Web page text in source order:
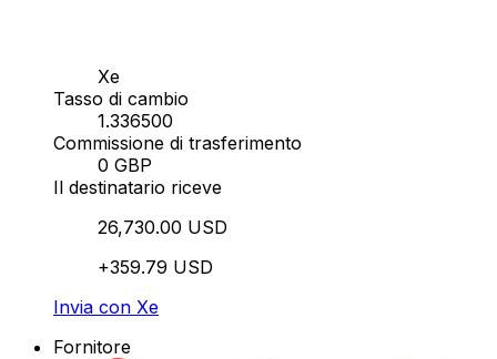
Xe
Tasso di cambio
1.336500
Commissione di trasferimento
0 GBP
Il destinatario riceve
26,730.00 USD
+359.79 USD
Invia con Xe
Fornitore